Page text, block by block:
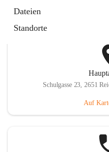
Dateien
Standorte
Schulgasse 23, 2651
Auf